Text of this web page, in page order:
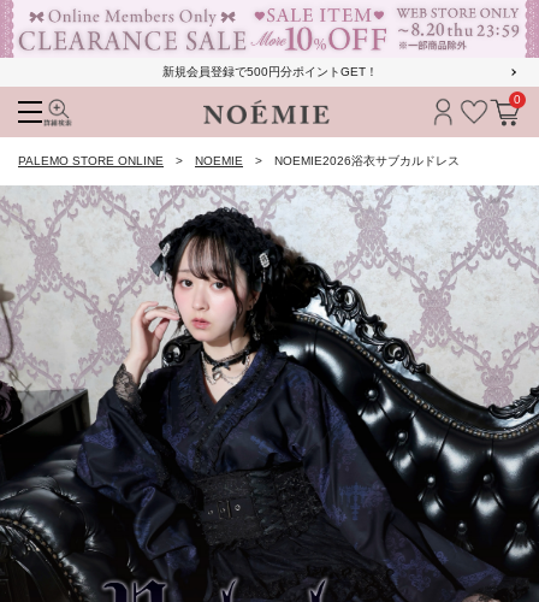
新規会員登録で500円分ポイントGET！
ログイン
お気に
カ
0
PALEMO STORE ONLINE NOEMIE NOEMIE2026浴衣サブカルドレス